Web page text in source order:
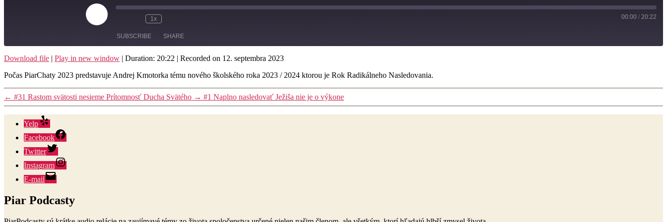
Play
Episode
Mute/Unmute
Rewind
Seconds
1x
30
00:00 / 20:22
SUBSCRIBE SHARE
RSS FEED
LINK
EMBED
Download file | Play in new window | Duration: 20:22 | Recorded on 12. septembra 2023
Počas PiarChaty 2023 predstavuje Andrej Kmotorka tému nového školského roka 2023 / 2024 ktorou je Rok Radikálneho Nasledovania.
← #31 Rastom svätosti nesieme Prítomnosť Ducha Svätého → #1 Naplno nasledovať Ježiša nie je o výkone
Yelp
Facebook
Twitter
Instagram
E-mail
Piar Podcasty